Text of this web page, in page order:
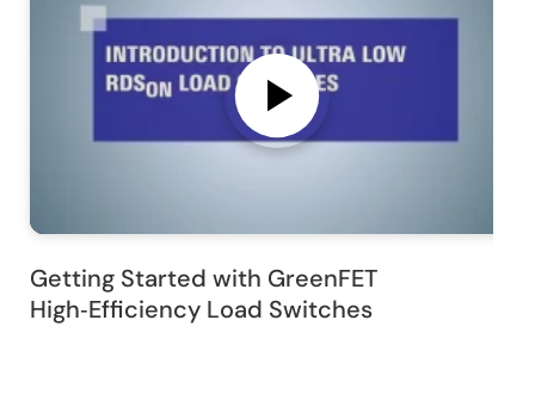
Getting Started with GreenFET
High‑Efficiency Load Switches